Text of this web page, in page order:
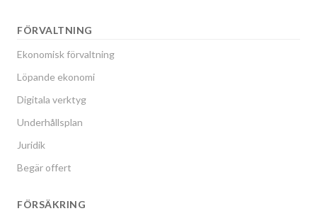
FÖRVALTNING
Ekonomisk förvaltning
Löpande ekonomi
Digitala verktyg
Underhållsplan
Juridik
Begär offert
FÖRSÄKRING